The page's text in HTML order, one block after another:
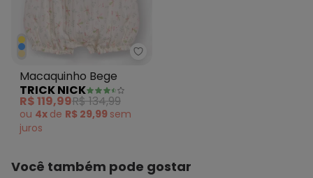
Trick Nick - Macaquinho Bege
Macaquinho Bege
TRICK NICK
R$ 119,99R$ 134,99
ou 4x de R$ 29,99 sem
juros
Você também pode gostar